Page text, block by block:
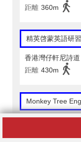
距離 360m
精英啓蒙英語研
香港灣仔軒尼詩
距離 430m
Monkey Tree